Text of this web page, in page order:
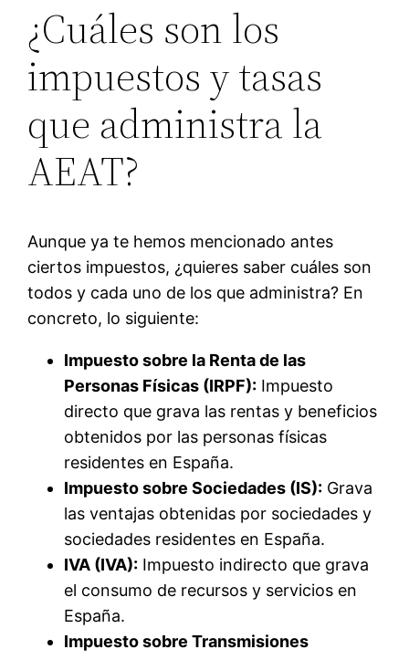
¿Cuáles son los
impuestos y tasas
que administra la
AEAT?
Aunque ya te hemos mencionado antes
ciertos impuestos, ¿quieres saber cuáles son
todos y cada uno de los que administra? En
concreto, lo siguiente:
Impuesto sobre la Renta de las
Personas Físicas (IRPF): Impuesto
directo que grava las rentas y beneficios
obtenidos por las personas físicas
residentes en España.
Impuesto sobre Sociedades (IS): Grava
las ventajas obtenidas por sociedades y
sociedades residentes en España.
IVA (IVA): Impuesto indirecto que grava
el consumo de recursos y servicios en
España.
Impuesto sobre Transmisiones